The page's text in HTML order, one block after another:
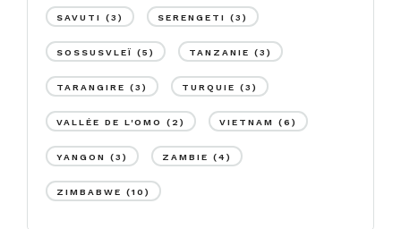
SAVUTI (3) SERENGETI (3)
SOSSUSVLEÏ (5) TANZANIE (3)
TARANGIRE (3) TURQUIE (3)
VALLÉE DE L'OMO (2) VIETNAM (6)
YANGON (3) ZAMBIE (4)
ZIMBABWE (10)